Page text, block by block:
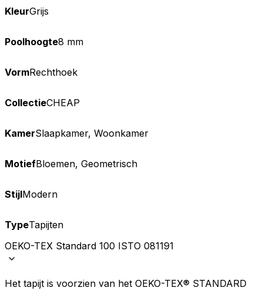
KleurGrijs
Poolhoogte8 mm
VormRechthoek
CollectieCHEAP
KamerSlaapkamer, Woonkamer
MotiefBloemen, Geometrisch
StijlModern
TypeTapijten
OEKO-TEX Standard 100 ISTO 081191
Het tapijt is voorzien van het OEKO-TEX® STANDARD